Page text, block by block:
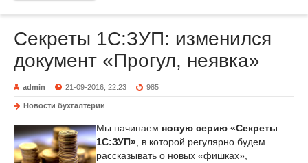
Секреты 1С:ЗУП: изменился
документ «Прогул, неявка»
admin 21-09-2016, 22:23 985
Новости бухгалтерии
Мы начинаем новую серию «Секреты
1С:ЗУП» , в которой регулярно будем
рассказывать о новых «фишках»,